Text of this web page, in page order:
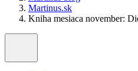
Martinus.sk
Kniha mesiaca november: